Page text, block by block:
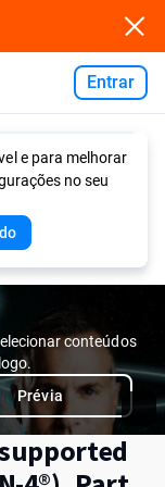
Entrar
e para melhorar
no seu
conteúdos
Prévia